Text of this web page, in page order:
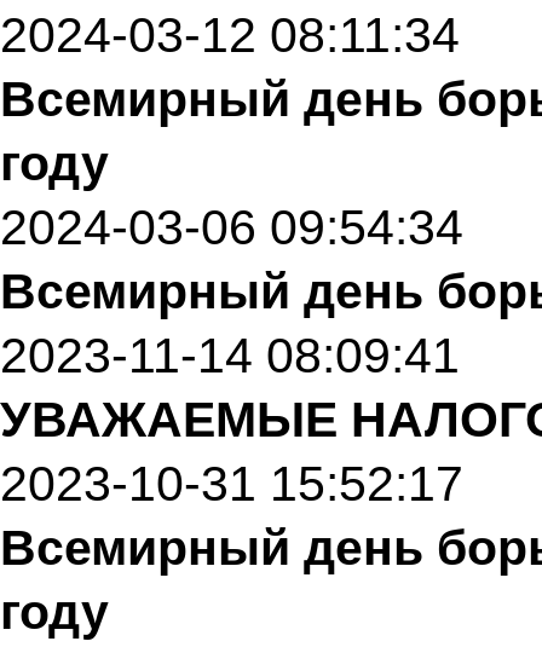
2024-03-12 08:11:34
Всемирный день
году
2024-03-06 09:54:34
Всемирный день
2023-11-14 08:09:41
УВАЖАЕМЫЕ
2023-10-31 15:52:17
Всемирный день
году